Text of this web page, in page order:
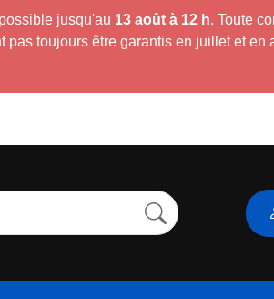
jusqu'au 13 août à 12 h. Toute
toujours être garantis en juillet et en